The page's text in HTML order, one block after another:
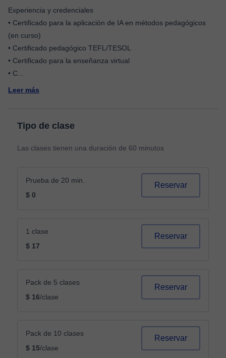
Experiencia y credenciales
•⁠ Certificado para la aplicación de IA en métodos pedagógicos
(en curso)
•⁠ ⁠Certificado pedagógico TEFL/TESOL
•⁠ ⁠Certificado para la enseñanza virtual
•⁠ ⁠C
Leer más
Tipo de clase
Las clases tienen una duración de 60 minutos
Prueba de 20 min.
$ 0
Reservar
1 clase
$ 17
Reservar
Pack de 5 clases
$ 16/clase
Reservar
Pack de 10 clases
$ 15/clase
Reservar